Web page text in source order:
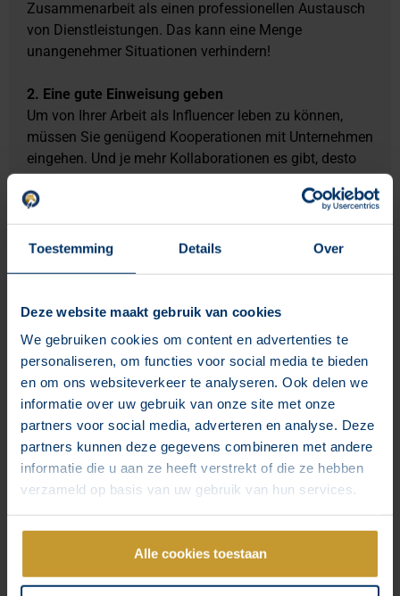
Toestemming Details Over
Deze website maakt gebruik van cookies
We gebruiken cookies om content en advertenties te
personaliseren, om functies voor social media te bieden
en om ons websiteverkeer te analyseren. Ook delen we
informatie over uw gebruik van onze site met onze
partners voor social media, adverteren en analyse. Deze
partners kunnen deze gegevens combineren met andere
informatie die u aan ze heeft verstrekt of die ze hebben
verzameld op basis van uw gebruik van hun services.
Alle cookies toestaan
Zusammenarbeit als einen professionellen Austausch
von Dienstleistungen. Das kann eine Menge
unangenehmer Situationen verhindern!
2. Eine gute Einweisung geben
Um von Ihrer Arbeit als Influencer leben zu können,
müssen Sie genügend Kooperationen mit Unternehmen
eingehen. Und je mehr Kollaborationen es gibt, desto
weniger Zeit bleibt einem Influencer, sich wirklich mit
dem Produkt oder der Marke zu beschäftigen, die
gerade beworben werden muss. So kommt es
manchmal vor, dass Influencer das Briefing nicht
die Alleinstellungsmerkmale (USPs) des Produkts nicht
Gelegenheit für eine Marke, die mit Influencern
zusammenarbeitet!
Geben Sie Feedback zu den Ergebnissen
Da sie so viel zu tun haben, widmen sich Influencer
nach der Zusammenarbeit oft sofort anderen Dingen.
solchen Kampagne überhaupt kein Feedback vom
Marke mitnehmen?